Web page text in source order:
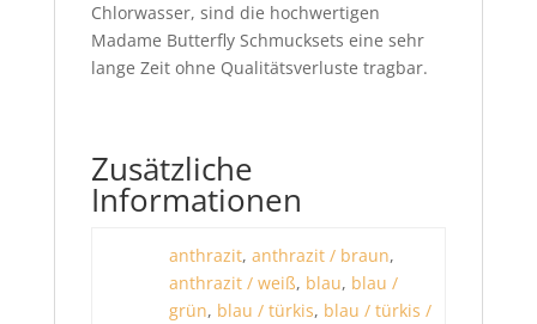
Chlorwasser, sind die hochwertigen
Madame Butterfly Schmucksets eine sehr
lange Zeit ohne Qualitätsverluste tragbar.
Zusätzliche
Informationen
anthrazit, anthrazit / braun,
anthrazit / weiß, blau, blau /
grün, blau / türkis, blau / türkis /